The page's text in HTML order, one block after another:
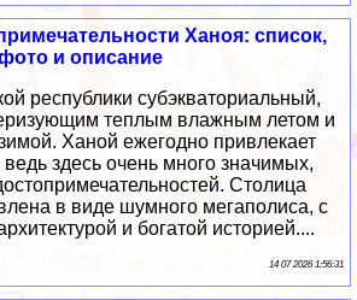
Ханоя: список,
и описание
республики субэкваториальный,
теплым влажным летом и
Ханой ежегодно привлекает
ведь здесь очень много значимых,
Столица
в виде шумного мегаполиса, с
и богатой историей....
14 07 2026 1:56:31